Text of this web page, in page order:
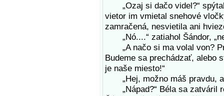
„Ozaj si dačo videl?“
vietor im vmietal snehové
zamračená, nesvietila ani
„Nó....“ zatiahol Šándor,
„A načo si ma volal von?
Budeme sa prechádzať, alebo
je naše miesto!“
„Hej, možno máš pravdu,
„Nápad?“ Béla sa zatváril